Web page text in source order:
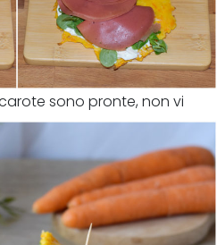
sono pronte, non vi